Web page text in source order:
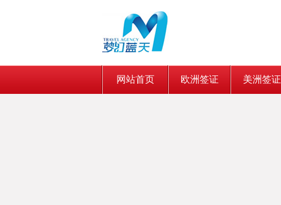
网站首页 欧洲签证 美洲签证